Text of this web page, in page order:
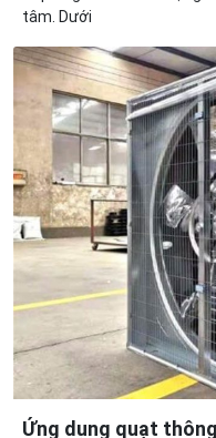
tâm. Dưới
Ứng dụng quạt